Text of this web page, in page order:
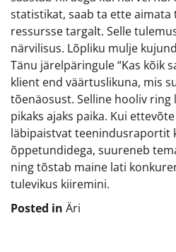
statistikat, saab ta ette
ressursse targalt. Selle
närvilisus. Lõpliku mulje
Tänu järelpäringule “Kas kõik
klient end väärtuslikuna, mis
tõenäosust. Selline hooliv ring
pikaks ajaks paika. Kui
läbipaistvat teenindusraportit
õppetundidega, suureneb
ning tõstab maine lati
tulevikus kiiremini.
Posted in Äri